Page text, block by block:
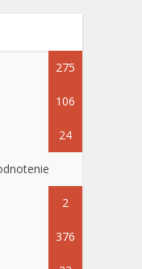
275
106
24
2
376